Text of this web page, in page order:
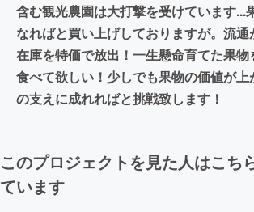
含む観光農園は大打撃を受けています...
なればと買い上げしておりますが。流
在庫を特価で放出！一生懸命育てた果物
食べて欲しい！少しでも果物の価値が
の支えに成れればと挑戦致します！
このプロジェクトを見た人はこち
ています